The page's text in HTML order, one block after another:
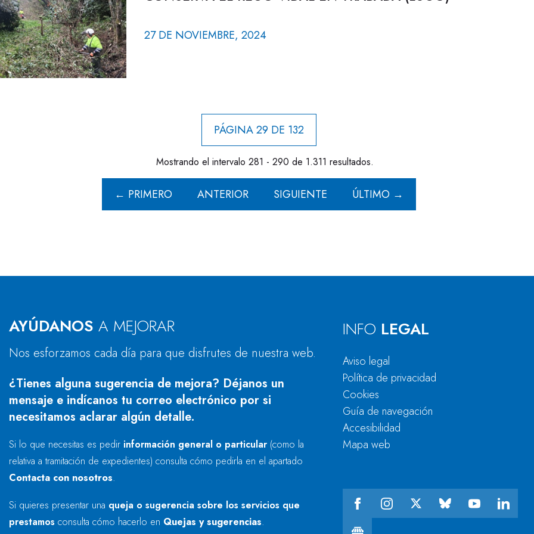
27 DE NOVIEMBRE, 2024
PÁGINA 29 DE 132
Mostrando el intervalo 281 - 290 de 1.311 resultados.
← PRIMERO ANTERIOR SIGUIENTE ÚLTIMO →
AYÚDANOS A MEJORAR
Nos esforzamos cada día para que disfrutes de nuestra web.
¿Tienes alguna sugerencia de mejora? Déjanos un
mensaje e indícanos tu correo electrónico por si
necesitamos aclarar algún detalle.
Si lo que necesitas es pedir información general o particular (como la
relativa a tramitación de expedientes) consulta cómo pedirla en el apartado
Contacta con nosotros.
Si quieres presentar una queja o sugerencia sobre los servicios que
prestamos consulta cómo hacerlo en Quejas y sugerencias.
INFO LEGAL
Aviso legal
Política de privacidad
Cookies
Guía de navegación
Accesibilidad
Mapa web